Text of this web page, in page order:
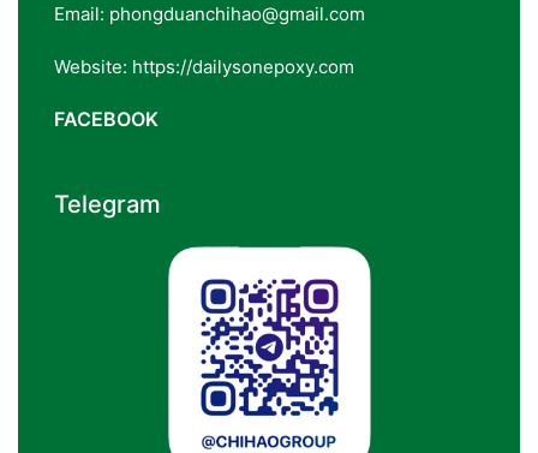
Email: phongduanchihao@gmail.com
Website: https://dailysonepoxy.com
FACEBOOK
Telegram